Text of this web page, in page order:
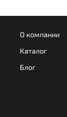
О компании
Каталог
Блог